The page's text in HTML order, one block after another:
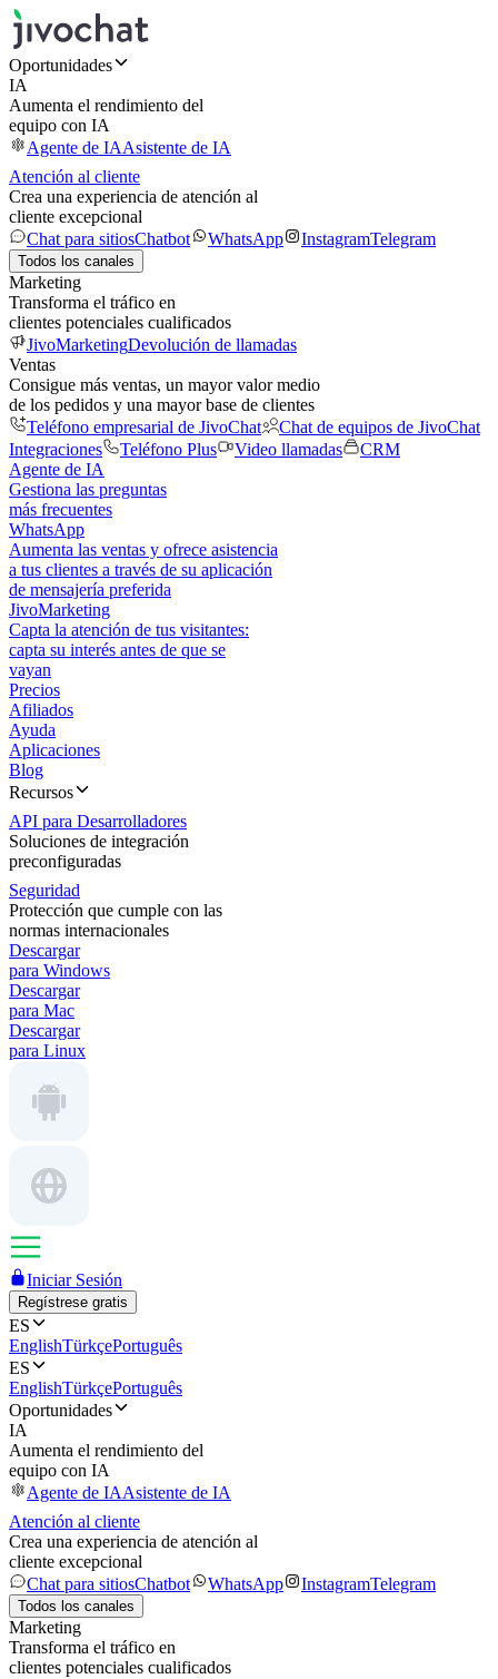
Oportunidades
IA
Aumenta el rendimiento del
equipo con IA
Agente de IAAsistente de IA
Atención al cliente
Crea una experiencia de atención al
cliente excepcional
Chat para sitiosChatbot WhatsApp InstagramTelegram
Todos los canales
Marketing
Transforma el tráfico en
clientes potenciales cualificados
JivoMarketingDevolución de llamadas
Ventas
Consigue más ventas, un mayor valor medio
de los pedidos y una mayor base de clientes
Teléfono empresarial de JivoChat
Chat de equipos de JivoChat
Integraciones
Teléfono Plus Video llamadas
CRM
Agente de IA
Gestiona las preguntas
más frecuentes
WhatsApp
Aumenta las ventas y ofrece asistencia
a tus clientes a través de su aplicación
de mensajería preferida
JivoMarketing
Capta la atención de tus visitantes:
capta su interés antes de que se
vayan
Precios
Afiliados
Ayuda
Aplicaciones
Blog
Recursos
API para Desarrolladores
Soluciones de integración
preconfiguradas
Seguridad
Protección que cumple con las
normas internacionales
Descargar
para Windows
Descargar
para Mac
Descargar
para Linux
Iniciar Sesión
Regístrese gratis
ES
EnglishTürkçePortuguês
ES
EnglishTürkçePortuguês
Oportunidades
IA
Aumenta el rendimiento del
equipo con IA
Agente de IAAsistente de IA
Atención al cliente
Crea una experiencia de atención al
cliente excepcional
Chat para sitiosChatbot WhatsApp InstagramTelegram
Todos los canales
Marketing
Transforma el tráfico en
clientes potenciales cualificados